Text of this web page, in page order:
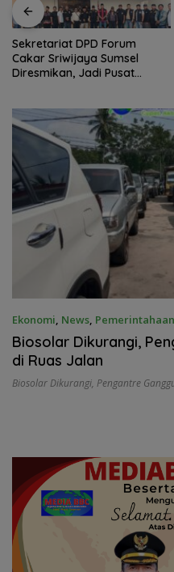
Sekretariat DPD Forum
Cakar Sriwijaya Sumsel
Diresmikan, Jadi Pusat
Ekonomi, News, Pemerintahaan
Biosolar Dikurangi,
di Ruas Jalan
Biosolar Dikurangi, Pengantre